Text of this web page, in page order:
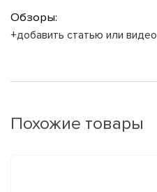
Обзоры:
+добавить статью или видео
Похожие товары